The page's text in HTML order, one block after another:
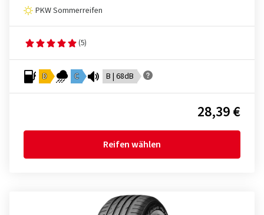
PKW Sommerreifen
(5)
D C B | 68dB
28,39 €
Reifen wählen